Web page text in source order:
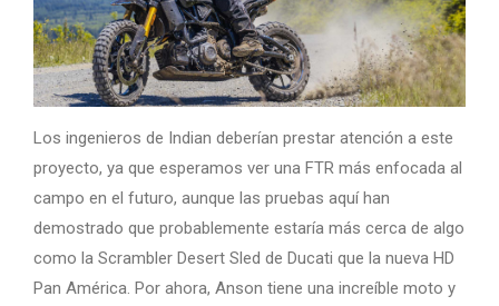
Los ingenieros de Indian deberían prestar atención a este
proyecto, ya que esperamos ver una FTR más enfocada al
campo en el futuro, aunque las pruebas aquí han
demostrado que probablemente estaría más cerca de algo
como la Scrambler Desert Sled de Ducati que la nueva HD
Pan América. Por ahora, Anson tiene una increíble moto y